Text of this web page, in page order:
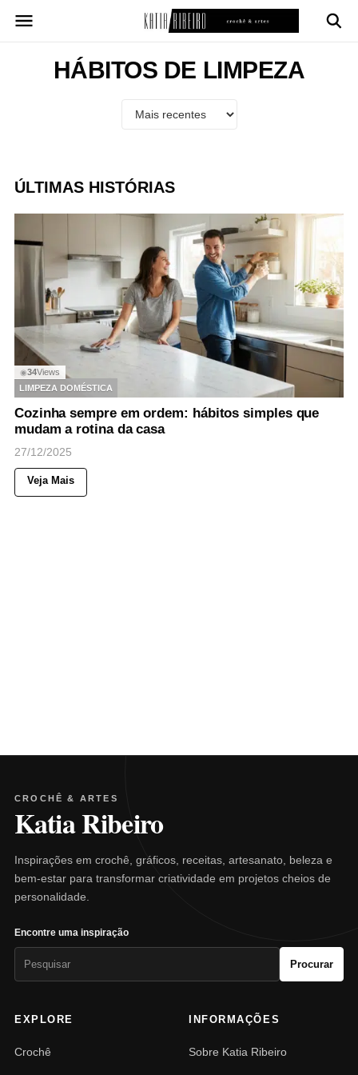
para
HÁBITOS DE LIMPEZA
ÚLTIMAS HISTÓRIAS
◉34Views
LIMPEZA DOMÉSTICA
Cozinha sempre em ordem: hábitos simples que
mudam a rotina da casa
27/12/2025
Veja Mais
CROCHÊ & ARTES
Katia Ribeiro
Inspirações em crochê, gráficos, receitas, artesanato, beleza e
bem-estar para transformar criatividade em projetos cheios de
personalidade.
Encontre uma inspiração
Procurar
EXPLORE
Crochê
INFORMAÇÕES
Sobre Katia Ribeiro